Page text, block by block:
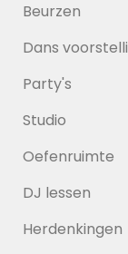
Beurzen
Dans
Party's
Studio
Oefenruimte
DJ lessen
Herdenkingen